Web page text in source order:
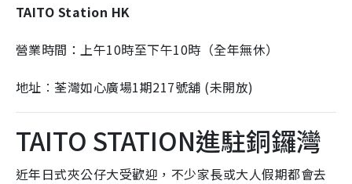
TAITO Station HK
營業時間：上午10時至下午10時（全年無休）
地址︰荃灣如心廣場1期217號舖 (未開放)
TAITO STATION進駐銅鑼灣
近年日式夾公仔大受歡迎，不少家長或大人假期都會去